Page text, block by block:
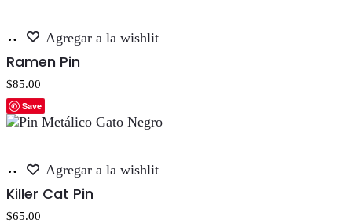
Añadir
carrito
Agregar a la wishlit
Ramen Pin
$85.00
Save
Añadir
carrito
Agregar a la wishlit
Killer Cat Pin
$65.00